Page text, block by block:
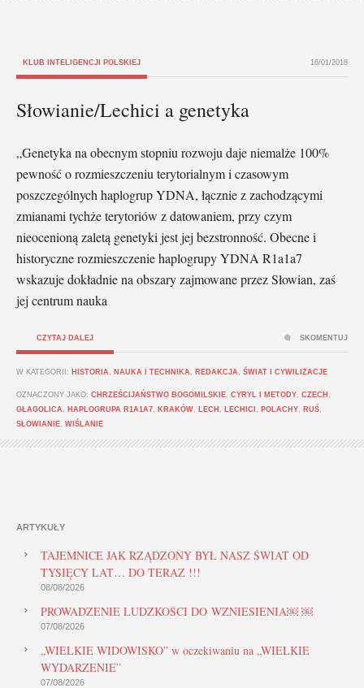
KLUB INTELIGENCJI POLSKIEJ 16/01/2018
Słowianie/Lechici a genetyka
„Genetyka na obecnym stopniu rozwoju daje niemalże 100%
pewność o rozmieszczeniu terytorialnym i czasowym
poszczególnych haplogrup YDNA, łącznie z zachodzącymi
zmianami tychże terytoriów z datowaniem, przy czym
nieocenioną zaletą genetyki jest jej bezstronność. Obecne i
historyczne rozmieszczenie haplogrupy YDNA R1a1a7
wskazuje dokładnie na obszary zajmowane przez Słowian, zaś
jej centrum nauka
CZYTAJ DALEJ
W KATEGORII: HISTORIA NAUKA I TECHNIKA REDAKCJA ŚWIAT I CYWILIZACJE
OZNACZONY JAKO: CHRZEŚCIJAŃSTWO BOGOMILSKIE CYRYL I METODY CZECH
GŁAGOLICA
HAPLOGRUPA R1A1A7 KRAKÓW LECH LECHICI POLACHY RUŚ
SŁOWIANIE WIŚLANIE
SKOMENTUJ
ARTYKUŁY
TAJEMNICE JAK RZĄDZONY BYŁ NASZ ŚWIAT OD
TYSIĘCY LAT… DO TERAZ !!!
08/08/2026
PROWADZENIE LUDZKOŚCI DO WZNIESIENIA￼ ￼
07/08/2026
„WIELKIE WIDOWISKO” w oczekiwaniu na „WIELKIE
WYDARZENIE”
07/08/2026